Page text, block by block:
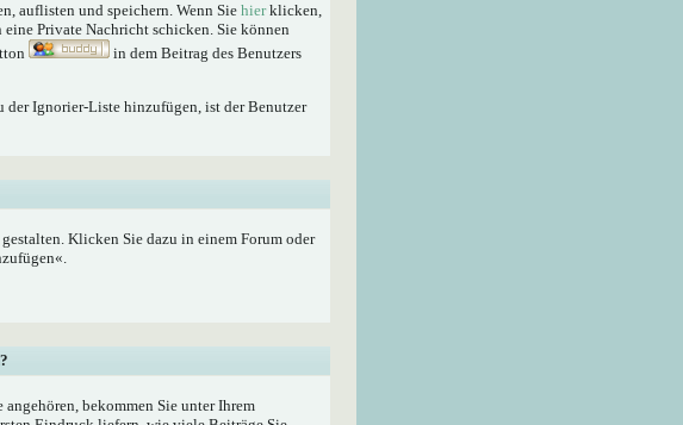
auflisten und speichern. Wenn Sie hierklicken,
eine Private Nachricht schicken. Sie können
in dem Beitrag des Benutzers
der Ignorier-Liste hinzufügen, ist der Benutzer
Klicken Sie dazu in einem Forum oder
bekommen Sie unter Ihrem